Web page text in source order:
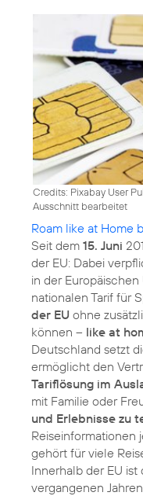
Credits: Pixabay User
Ausschnitt bearbeitet
Roam like at Home
Seit dem 15. Juni
der EU: Dabei
in der
nationalen Tarif für
der EU ohne
können – like at
Deutschland setzt
ermöglicht den
Tariflösung im
mit Familie oder
und Erlebnisse zu
Reiseinformationen
gehört für viele
Innerhalb der EU ist
vergangenen